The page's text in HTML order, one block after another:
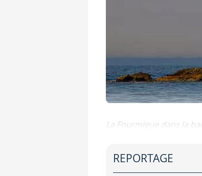
La Fourmigue dans la
Les 2 sphères bien
REPORTAGE